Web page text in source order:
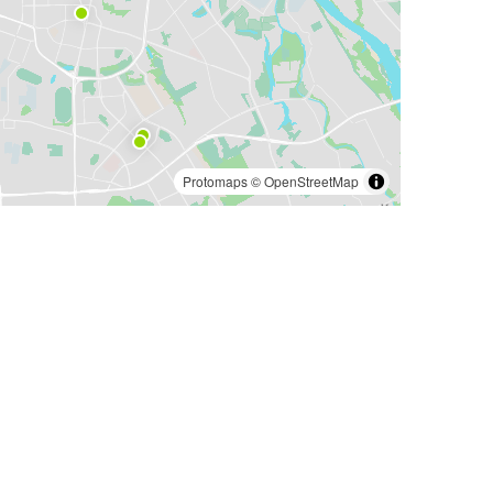
Protomaps©OpenStreetMap